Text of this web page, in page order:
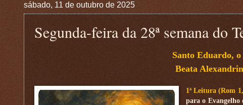
sábado, 11 de outubro de 2025
Segunda-feira da 28ª semana do
Santo Eduardo, o
Beata
1ª Leitura (Rom
para o Evangelho